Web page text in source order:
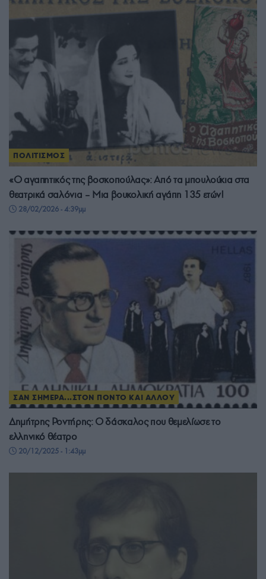
ΠΟΛΙΤΙΣΜΟΣ
«Ο αγαπητικός της βοσκοπούλας»: Από τα μπουλούκια στα
θεατρικά σαλόνια – Μια βουκολική αγάπη 135 ετών!
28/02/2026 - 4:39μμ
ΣΑΝ ΣΗΜΕΡΑ...ΣΤΟΝ ΠΟΝΤΟ ΚΑΙ ΑΛΛΟΥ
Δημήτρης Ροντήρης: Ο δάσκαλος που θεμελίωσε το
ελληνικό θέατρο
20/12/2025 - 1:43μμ